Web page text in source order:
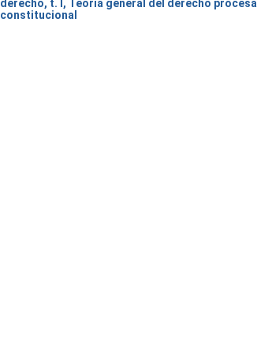
derecho, t. I, Teoría general del derecho procesal
constitucional